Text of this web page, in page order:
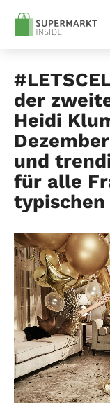
der
Heidi
und
für alle
typischen